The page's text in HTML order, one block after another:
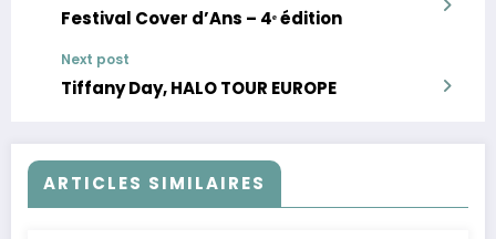
Festival Cover d’Ans – 4ᵉ édition
Next post
Tiffany Day, HALO TOUR EUROPE
ARTICLES SIMILAIRES